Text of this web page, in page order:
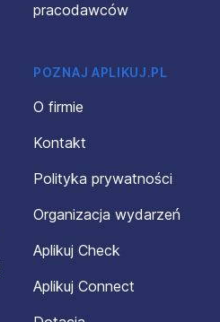
pracodawców
POZNAJ APLIKUJ.PL
O firmie
Kontakt
Polityka prywatności
Organizacja wydarzeń
Aplikuj Check
Aplikuj Connect